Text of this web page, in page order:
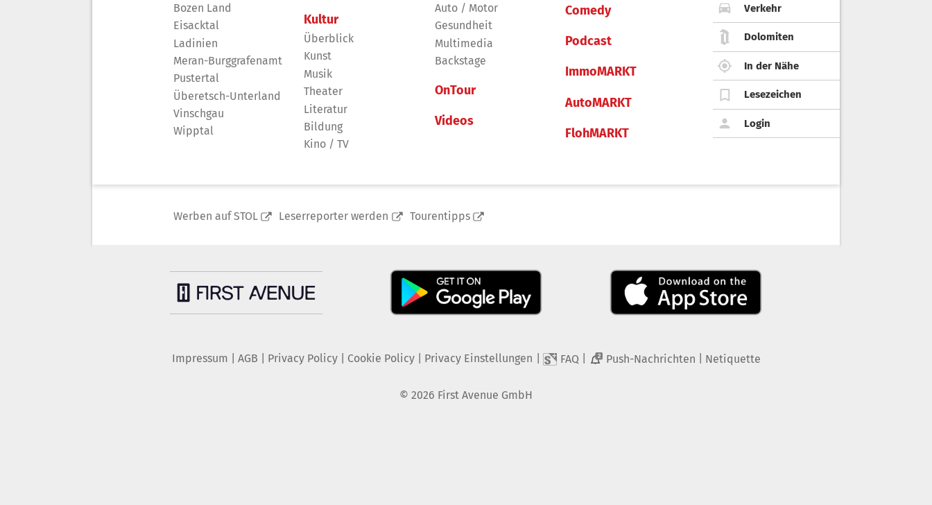
Bozen Land
Eisacktal
Ladinien
Meran-Burggrafenamt
Pustertal
Überetsch-Unterland
Vinschgau
Wipptal
Kultur
Überblick
Kunst
Musik
Theater
Literatur
Bildung
Kino / TV
Auto / Motor
Gesundheit
Multimedia
Backstage
OnTour
Videos
Comedy
Podcast
ImmoMARKT
AutoMARKT
FlohMARKT
Verkehr
Dolomiten
In der Nähe
Lesezeichen
Login
Werben auf STOL Leserreporter werden Tourentipps
Impressum AGB Privacy Policy| Cookie Policy| Privacy Einstellungen FAQ 2 Push-Nachrichten Netiquette
© 2026 First Avenue GmbH